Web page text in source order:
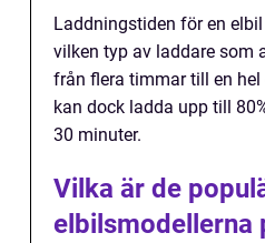
Laddningstiden för en
vilken typ av laddare som
från flera timmar till en
kan dock ladda upp till
30 minuter.
Vilka är de
elbilsmodellerna